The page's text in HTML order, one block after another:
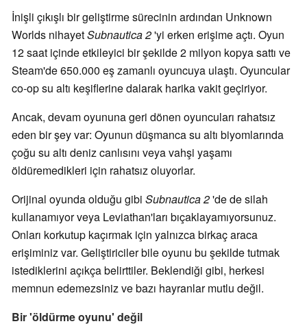
İnişli çıkışlı bir geliştirme sürecinin ardından Unknown
Worlds nihayetSubnautica 2'yi erken erişime açtı. Oyun
12 saat içinde etkileyici bir şekilde 2 milyon kopya sattı ve
Steam'de 650.000 eş zamanlı oyuncuya ulaştı. Oyuncular
co-op su altı keşiflerine dalarak harika vakit geçiriyor.
Ancak, devam oyununa geri dönen oyuncuları rahatsız
eden bir şey var: Oyunun düşmanca su altı biyomlarında
çoğu su altı deniz canlısını veya vahşi yaşamı
öldüremedikleri için rahatsız oluyorlar.
Orijinal oyunda olduğu gibi Subnautica 2'de de silah
kullanamıyor veya Leviathan'ları bıçaklayamıyorsunuz.
Onları korkutup kaçırmak için yalnızca birkaç araca
erişiminiz var. Geliştiriciler bile oyunu bu şekilde tutmak
istediklerini açıkça belirttiler. Beklendiği gibi, herkesi
memnun edemezsiniz ve bazı hayranlar mutlu değil.
Bir 'öldürme oyunu' değil